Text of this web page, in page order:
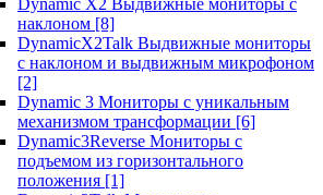
Dynamic X2 Выдвижные мониторы с
наклоном [8]
DynamicX2Talk Выдвижные мониторы
с наклоном и выдвижным микрофоном
[2]
Dynamic 3 Мониторы с уникальным
механизмом трансформации [6]
Dynamic3Reverse Мониторы с
подъемом из горизонтального
положения [1]